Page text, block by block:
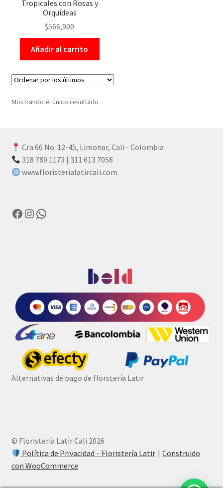
Tropicales con Rosas y
Orquídeas
$566,900
Añadir al carrito
Mostrando el único resultado
Cra 66 No. 12-45, Limonar, Cali - Colombia
318 789 1173 | 311 613 7058
www.floristerialatircali.com
Alternativas de pago de florstería Latir
© Floristería Latir Cali 2026
Política de Privacidad – Floristería Latir
Construido
con WooCommerce.